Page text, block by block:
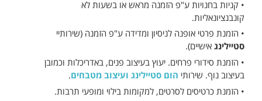
• קניות בחנויות ע"פ הזמנה מראש או בשעות לא
קונבנציונאליות.
• הזמנת פרטי אופנה לניסיון ומדידה ע"פ הזמנה (שירותיי
סטיילינג אישיים).
• הזמנת סידורי פרחים. יעוץ בעיצוב פנים, באדריכלות וכמובן
בעיצוב נוף. שירותי הום סטיילינג ועיצוב מטבחים.
• הזמנת כרטיסים לסרטים, למקומות בילוי ומופעי תרבות.